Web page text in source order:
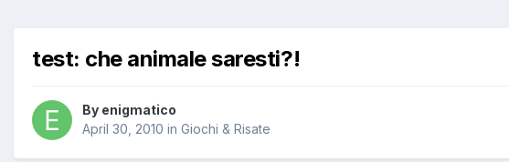
test: che animale saresti?!
By enigmatico
April 30, 2010 in Giochi & Risate